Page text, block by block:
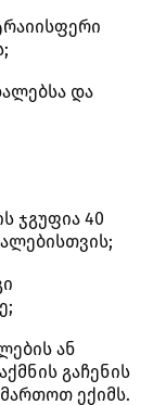
და
ჯგუფია 40
ან
გაჩენის
ექიმს.